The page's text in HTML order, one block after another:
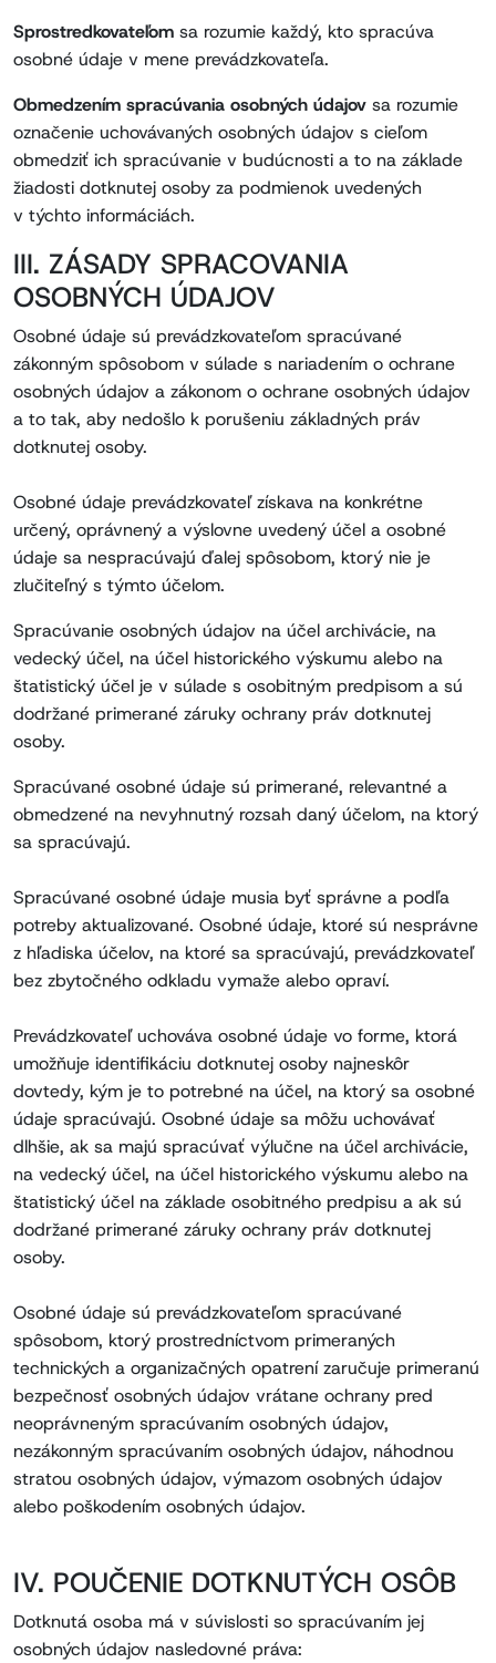
Sprostredkovateľom sa rozumie každý, kto spracúva
osobné údaje v mene prevádzkovateľa.
Obmedzením spracúvania osobných údajov sa rozumie
označenie uchovávaných osobných údajov s cieľom
obmedziť ich spracúvanie v budúcnosti a to na základe
žiadosti dotknutej osoby za podmienok uvedených
v týchto informáciách.
III. ZÁSADY SPRACOVANIA
OSOBNÝCH ÚDAJOV
Osobné údaje sú prevádzkovateľom spracúvané
zákonným spôsobom v súlade s nariadením o ochrane
osobných údajov a zákonom o ochrane osobných údajov
a to tak, aby nedošlo k porušeniu základných práv
dotknutej osoby.
Osobné údaje prevádzkovateľ získava na konkrétne
určený, oprávnený a výslovne uvedený účel a osobné
údaje sa nespracúvajú ďalej spôsobom, ktorý nie je
zlučiteľný s týmto účelom.
Spracúvanie osobných údajov na účel archivácie, na
vedecký účel, na účel historického výskumu alebo na
štatistický účel je v súlade s osobitným predpisom a sú
dodržané primerané záruky ochrany práv dotknutej
osoby.
Spracúvané osobné údaje sú primerané, relevantné a
obmedzené na nevyhnutný rozsah daný účelom, na ktorý
sa spracúvajú.
Spracúvané osobné údaje musia byť správne a podľa
potreby aktualizované. Osobné údaje, ktoré sú nesprávne
z hľadiska účelov, na ktoré sa spracúvajú, prevádzkovateľ
bez zbytočného odkladu vymaže alebo opraví.
Prevádzkovateľ uchováva osobné údaje vo forme, ktorá
umožňuje identifikáciu dotknutej osoby najneskôr
dovtedy, kým je to potrebné na účel, na ktorý sa osobné
údaje spracúvajú. Osobné údaje sa môžu uchovávať
dlhšie, ak sa majú spracúvať výlučne na účel archivácie,
na vedecký účel, na účel historického výskumu alebo na
štatistický účel na základe osobitného predpisu a ak sú
dodržané primerané záruky ochrany práv dotknutej
osoby.
Osobné údaje sú prevádzkovateľom spracúvané
spôsobom, ktorý prostredníctvom primeraných
technických a organizačných opatrení zaručuje primeranú
bezpečnosť osobných údajov vrátane ochrany pred
neoprávneným spracúvaním osobných údajov,
nezákonným spracúvaním osobných údajov, náhodnou
stratou osobných údajov, výmazom osobných údajov
alebo poškodením osobných údajov.
IV. POUČENIE DOTKNUTÝCH OSÔB
Dotknutá osoba má v súvislosti so spracúvaním jej
osobných údajov nasledovné práva: